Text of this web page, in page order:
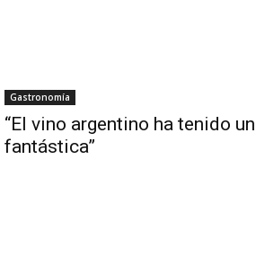
Gastronomía
“El vino argentino ha tenido
fantástica”